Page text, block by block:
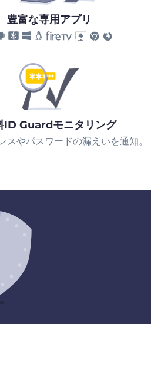
豊富な専用アプリ
ID Guardモニタリング
スやパスワードの漏えいを通知。